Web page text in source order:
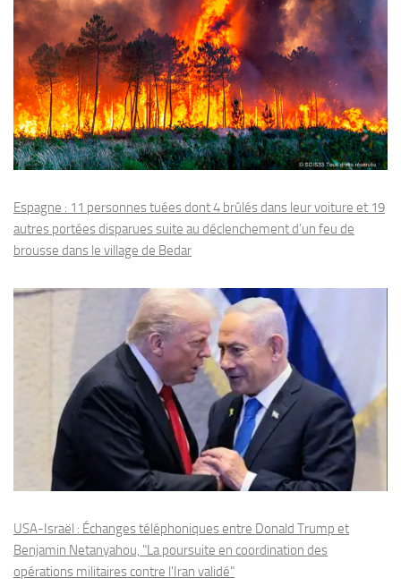
Espagne : 11 personnes tuées dont 4 brûlés dans leur voiture et 19
autres portées disparues suite au déclenchement d’un feu de
brousse dans le village de Bedar
USA-Israël : Échanges téléphoniques entre Donald Trump et
Benjamin Netanyahou, "La poursuite en coordination des
opérations militaires contre l'Iran validé"